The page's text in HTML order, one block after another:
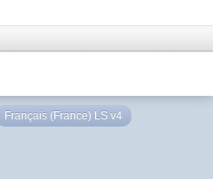
Français (France) LS v4